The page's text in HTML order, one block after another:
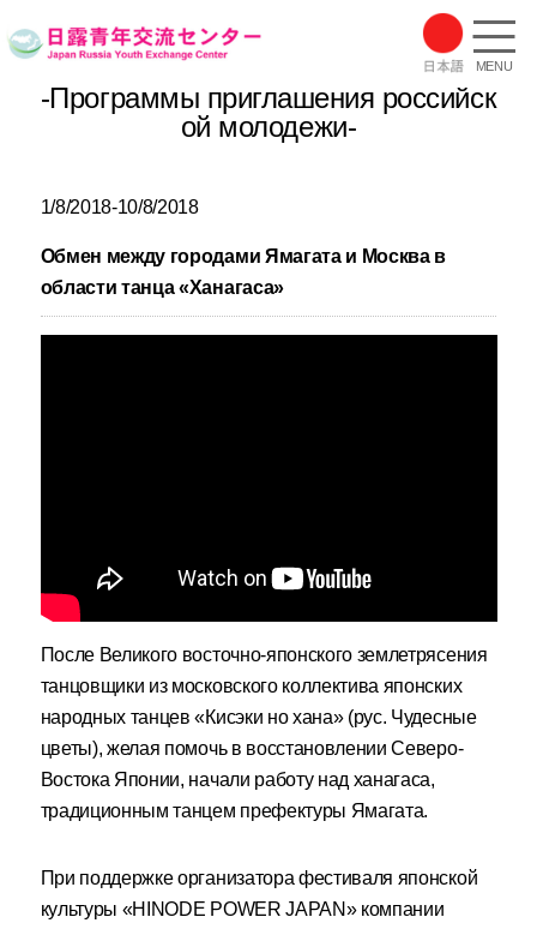
MENU
-Программы приглашения российск
ой молодежи-
1/8/2018-10/8/2018
Обмен между городами Ямагата и Москва в
области танца «Ханагаса»
После Великого восточно-японского землетрясения
танцовщики из московского коллектива японских
народных танцев «Кисэки но хана» (рус. Чудесные
цветы), желая помочь в восстановлении Северо-
Востока Японии, начали работу над ханагаса,
традиционным танцем префектуры Ямагата.
При поддержке организатора фестиваля японской
культуры «HINODE POWER JAPAN» компании